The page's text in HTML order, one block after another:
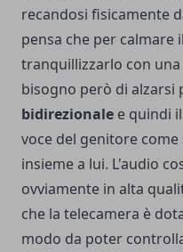
recandosi fisicamente
pensa che per calmare
tranquillizzarlo con
bisogno però di alzarsi
bidirezionale e quindi
voce del genitore come
insieme a lui. L'audio
ovviamente in alta
che la telecamera è
modo da poter